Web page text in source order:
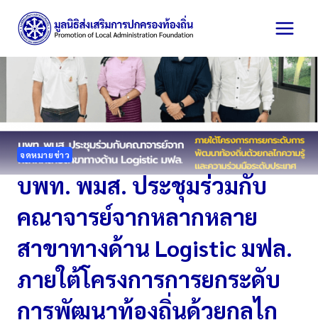
content
จดหมายข่าว
บพท. พมส. ประชุมร่วมกับ
คณาจารย์จากหลากหลาย
สาขาทางด้าน Logistic มฟล.
ภายใต้โครงการการยกระดับ
การพัฒนาท้องถิ่นด้วยกลไก